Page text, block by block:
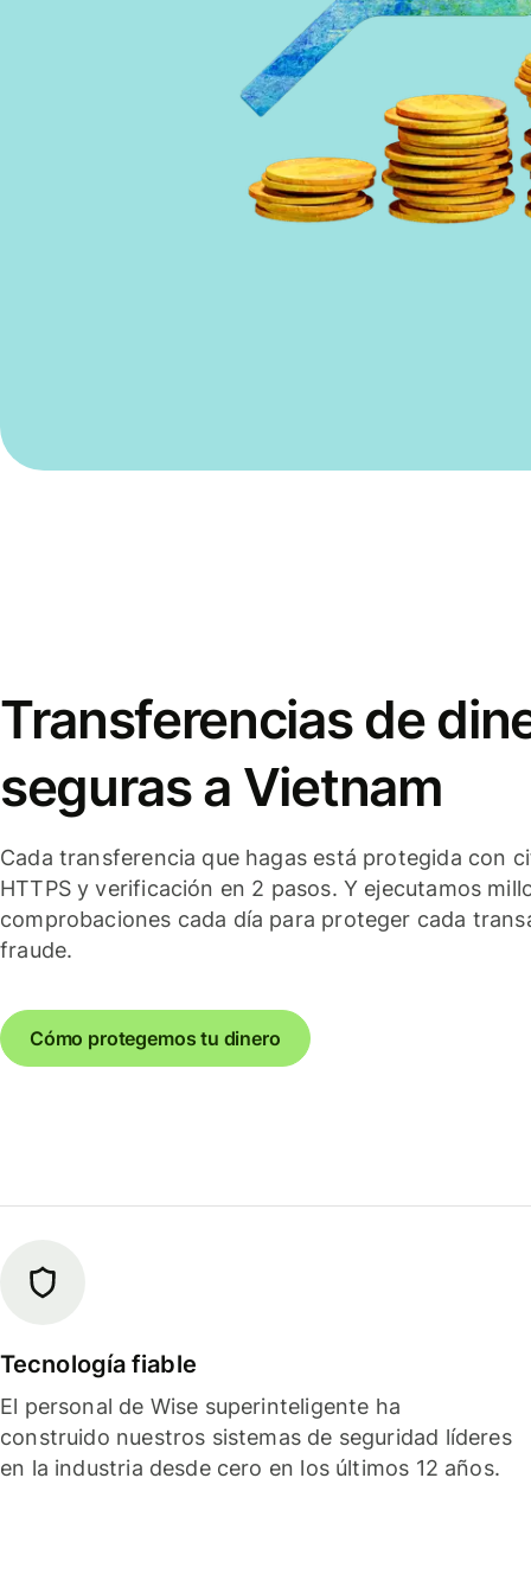
Transferencias de
seguras a Vietnam
Cada transferencia que hagas está protegida con
HTTPS y verificación en 2 pasos. Y ejecutamos
comprobaciones cada día para proteger cada
fraude.
Cómo protegemos tu dinero
Tecnología fiable
El personal de Wise superinteligente ha
construido nuestros sistemas de seguridad líderes
en la industria desde cero en los últimos 12 años.